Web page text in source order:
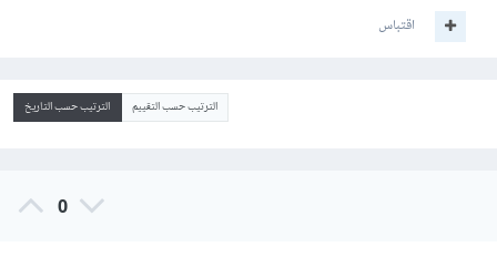
اقتباس
الترتيب حسب التقييم الترتيب حسب التاريخ
0